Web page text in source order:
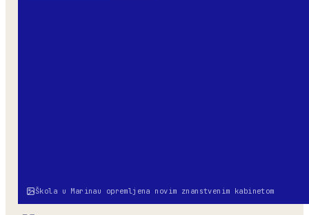
Škola u Marinau opremljena novim znanstvenim kabinetom